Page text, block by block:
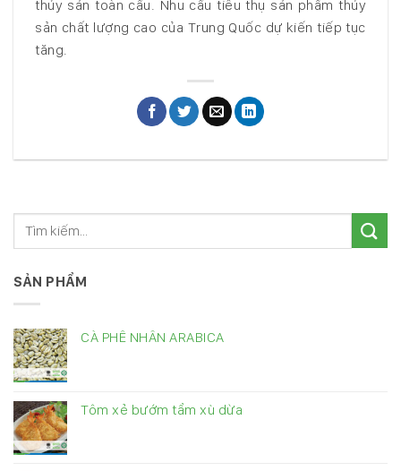
thủy sản toàn cầu. Nhu cầu tiêu thụ sản phẩm thủy
sản chất lượng cao của Trung Quốc dự kiến tiếp tục
tăng.
SẢN PHẨM
CÀ PHÊ NHÂN ARABICA
Tôm xẻ bướm tẩm xù dừa